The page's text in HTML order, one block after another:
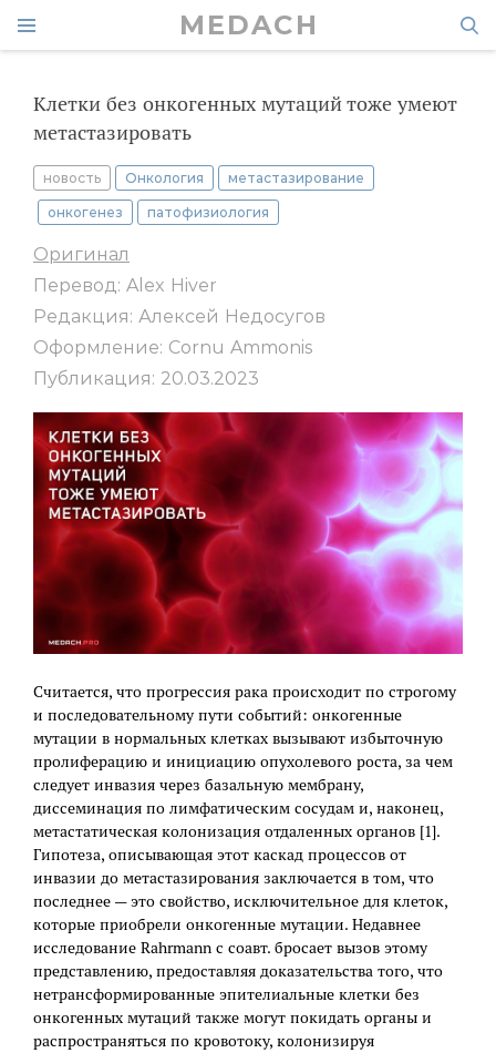
MEDACH
Клетки без онкогенных мутаций тоже умеют
метастазировать
новость Онкология метастазирование
онкогенез патофизиология
Оригинал
Перевод: Alex Hiver
Редакция: Алексей Недосугов
Оформление: Cornu Ammonis
Публикация: 20.03.2023
Считается, что прогрессия рака происходит по строгому
и последовательному пути событий: онкогенные
мутации в нормальных клетках вызывают избыточную
пролиферацию и инициацию опухолевого роста, за чем
следует инвазия через базальную мембрану,
диссеминация по лимфатическим сосудам и, наконец,
метастатическая колонизация отдаленных органов [1].
Гипотеза, описывающая этот каскад процессов от
инвазии до метастазирования заключается в том, что
последнее — это свойство, исключительное для клеток,
которые приобрели онкогенные мутации. Недавнее
исследование Rahrmann с соавт. бросает вызов этому
представлению, предоставляя доказательства того, что
нетрансформированные эпителиальные клетки без
онкогенных мутаций также могут покидать органы и
распространяться по кровотоку, колонизируя